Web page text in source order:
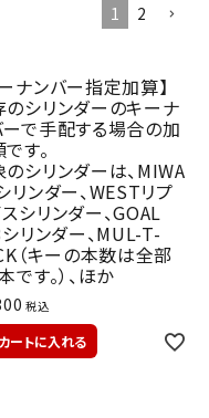
1
2
ナンバー指定加算】
シリンダーのキーナ
ーで手配する場合の加
す。
シリンダーは、MIWA
リンダー、WESTリプ
シリンダー、GOAL
リンダー、MUL-T-
（キーの本数は全部
です。）、ほか
税込
カートに入れる